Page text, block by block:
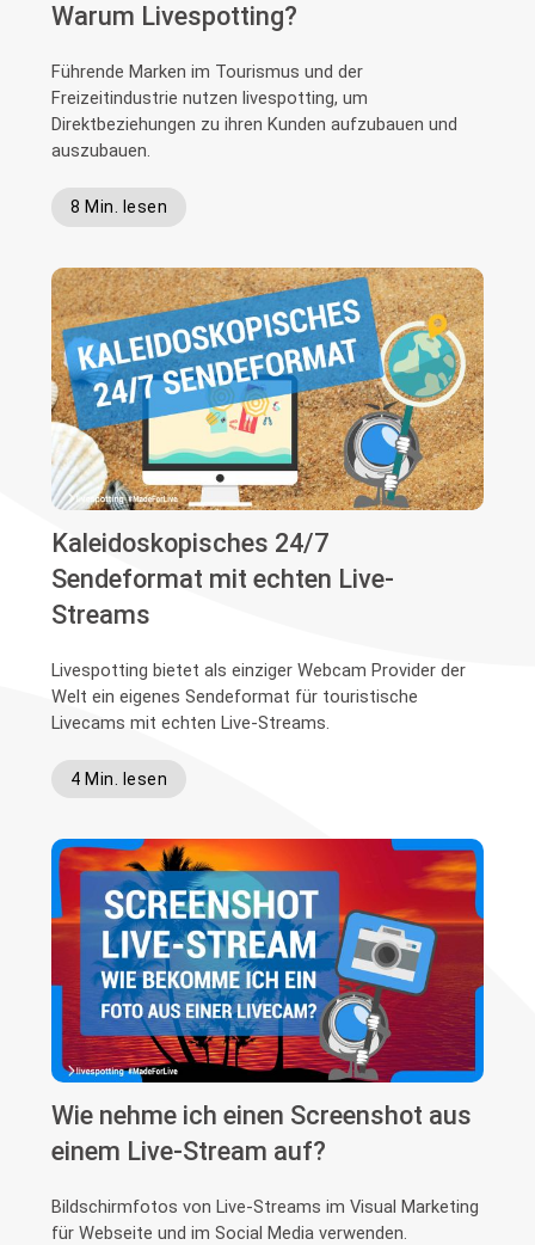
Warum Livespotting?
Führende Marken im Tourismus und der
Freizeitindustrie nutzen livespotting, um
Direktbeziehungen zu ihren Kunden aufzubauen und
auszubauen.
8 Min. lesen
Kaleidoskopisches 24/7
Sendeformat mit echten Live-
Streams
Livespotting bietet als einziger Webcam Provider der
Welt ein eigenes Sendeformat für touristische
Livecams mit echten Live-Streams.
4 Min. lesen
Wie nehme ich einen Screenshot aus
einem Live-Stream auf?
Bildschirmfotos von Live-Streams im Visual Marketing
für Webseite und im Social Media verwenden.